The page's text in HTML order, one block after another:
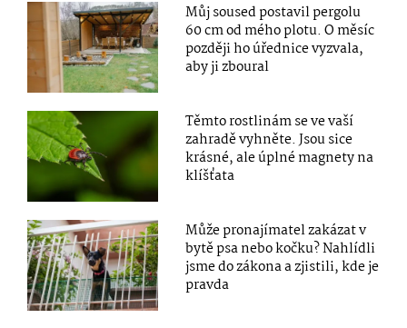
Můj soused postavil pergolu
60 cm od mého plotu. O měsíc
později ho úřednice vyzvala,
aby ji zboural
Těmto rostlinám se ve vaší
zahradě vyhněte. Jsou sice
krásné, ale úplné magnety na
klíšťata
Může pronajímatel zakázat v
bytě psa nebo kočku? Nahlídli
jsme do zákona a zjistili, kde je
pravda